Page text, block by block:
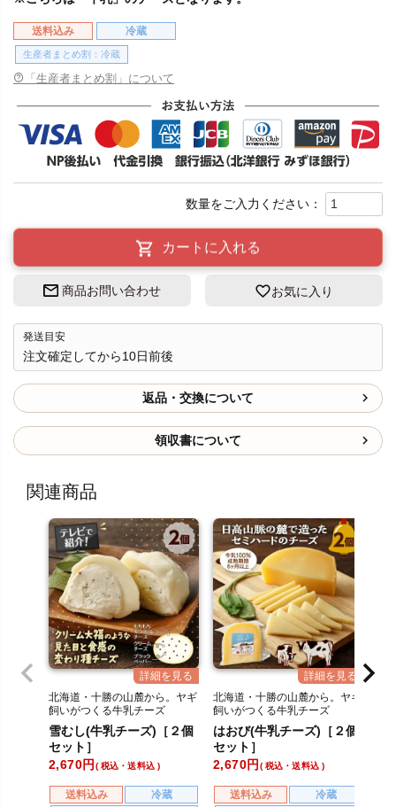
送料込み 冷蔵
生産者まとめ割：冷蔵
「生産者まとめ割」について
カートに入れる
商品お問い合わせ お気に入り
発送目安
注文確定してから10日前後
返品・交換について
領収書について
関連商品
北海道・十勝の山麓から。ヤギ
飼いがつくる牛乳チーズ
雪むし(牛乳チーズ)［２個
セット］
送料込み 冷蔵
2,670 税込・送料込
北海道・十勝の山麓から。ヤギ
飼いがつくる牛乳チーズ
はおび(牛乳チーズ)［２個
セット］
送料込み 冷蔵
2,670 税込・送料込